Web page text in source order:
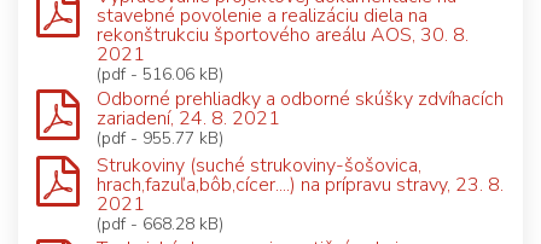
stavebné povolenie a realizáciu diela na
rekonštrukciu športového areálu AOS, 30. 8.
2021
(pdf - 516.06 kB)
Odborné prehliadky a odborné skúšky zdvíhacích
zariadení, 24. 8. 2021
(pdf - 955.77 kB)
Strukoviny (suché strukoviny-šošovica,
hrach,fazuľa,bôb,cícer....) na prípravu stravy, 23. 8.
2021
(pdf - 668.28 kB)